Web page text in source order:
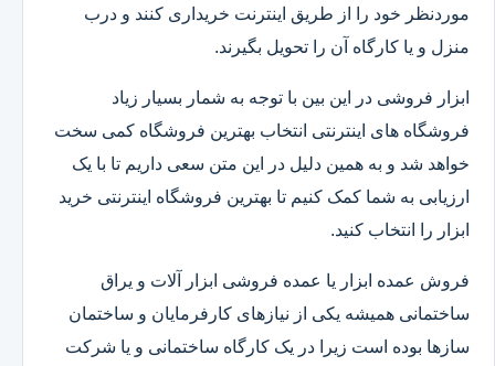
موردنظر خود را از طریق اینترنت خریداری کنند و درب
منزل و یا کارگاه آن را تحویل بگیرند.
ابزار فروشی در این بین با توجه به شمار بسیار زیاد
فروشگاه های اینترنتی انتخاب بهترین فروشگاه کمی سخت
خواهد شد و به همین دلیل در این متن سعی داریم تا با یک
ارزیابی به شما کمک کنیم تا بهترین فروشگاه اینترنتی خرید
ابزار را انتخاب کنید.
فروش عمده ابزار یا عمده فروشی ابزار آلات و یراق
ساختمانی همیشه یکی از نیازهای کارفرمایان و ساختمان
سازها بوده است زیرا در یک کارگاه ساختمانی و یا شرکت